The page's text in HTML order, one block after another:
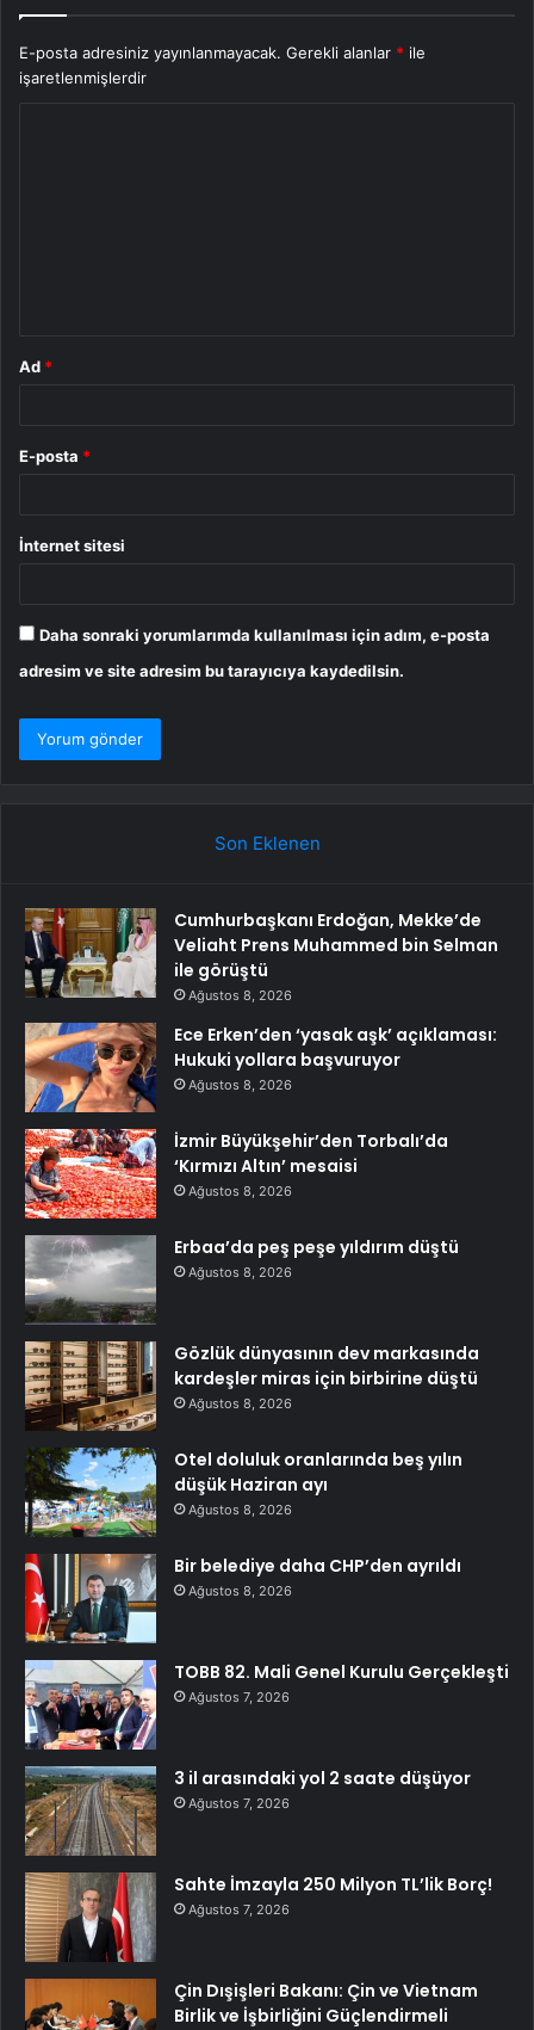
E-posta adresiniz yayınlanmayacak. Gerekli alanlar * ile
işaretlenmişlerdir
Ad *
E-posta *
İnternet sitesi
Daha sonraki yorumlarımda kullanılması için adım, e-posta
adresim ve site adresim bu tarayıcıya kaydedilsin.
Son Eklenen
Cumhurbaşkanı Erdoğan, Mekke’de
Veliaht Prens Muhammed bin Selman
ile görüştü
Ağustos 8, 2026
Ece Erken’den ‘yasak aşk’ açıklaması:
Hukuki yollara başvuruyor
Ağustos 8, 2026
İzmir Büyükşehir’den Torbalı’da
‘Kırmızı Altın’ mesaisi
Ağustos 8, 2026
Erbaa’da peş peşe yıldırım düştü
Ağustos 8, 2026
Gözlük dünyasının dev markasında
kardeşler miras için birbirine düştü
Ağustos 8, 2026
Otel doluluk oranlarında beş yılın
düşük Haziran ayı
Ağustos 8, 2026
Bir belediye daha CHP’den ayrıldı
Ağustos 8, 2026
TOBB 82. Mali Genel Kurulu Gerçekleşti
Ağustos 7, 2026
3 il arasındaki yol 2 saate düşüyor
Ağustos 7, 2026
Sahte İmzayla 250 Milyon TL’lik Borç!
Ağustos 7, 2026
Çin Dışişleri Bakanı: Çin ve Vietnam
Birlik ve İşbirliğini Güçlendirmeli